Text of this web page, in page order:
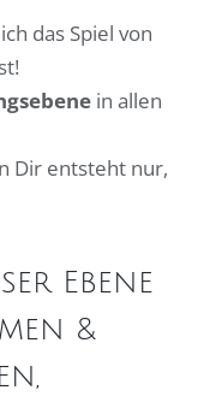
das Spiel von
in allen
Dir entsteht nur,
Ebene
&